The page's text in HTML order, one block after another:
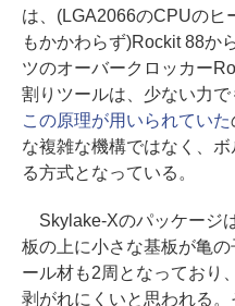
は、(LGA2066のCPUのヒ
もかかわらず)Rockit 88か
ツのオーバークロッカー
割りツールは、少ない力
この原理が用いられていた
な複雑な機構ではなく、
る方式となっている。
Skylake-Xのパッケージ
板の上に小さな基板が亀
ール材も2周となっており
剥がれにくいと思われる